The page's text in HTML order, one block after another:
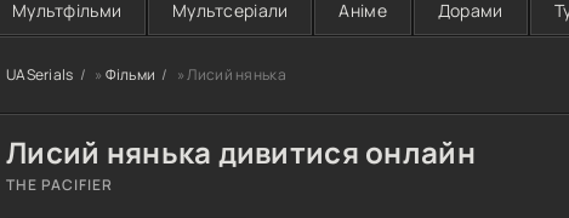
Мультфільми Мультсеріали Аніме Дорами
UASerials » Фільми » Лисий нянька
Лисий нянька дивитися онлайн
THE PACIFIER